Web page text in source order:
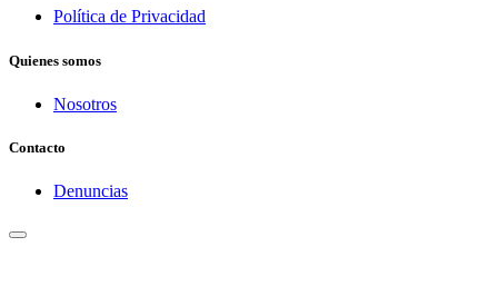
Política de Privacidad
Quienes somos
Nosotros
Contacto
Denuncias